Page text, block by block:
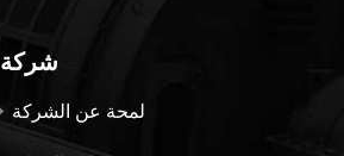
شركة
لمحة عن الشركة